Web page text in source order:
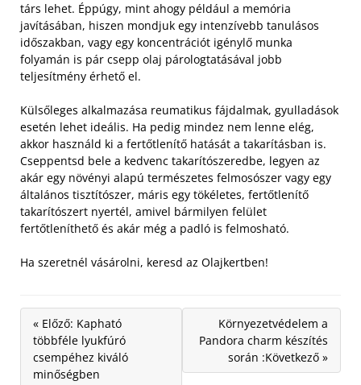
társ lehet. Éppúgy, mint ahogy például a memória
javításában, hiszen mondjuk egy intenzívebb tanulásos
időszakban, vagy egy koncentrációt igénylő munka
folyamán is pár csepp olaj párologtatásával jobb
teljesítmény érhető el.
Külsőleges alkalmazása reumatikus fájdalmak, gyulladások
esetén lehet ideális. Ha pedig mindez nem lenne elég,
akkor használd ki a fertőtlenítő hatását a takarításban is.
Cseppentsd bele a kedvenc takarítószeredbe, legyen az
akár egy növényi alapú természetes felmosószer vagy egy
általános tisztítószer, máris egy tökéletes, fertőtlenítő
takarítószert nyertél, amivel bármilyen felület
fertőtleníthető és akár még a padló is felmosható.
Ha szeretnél vásárolni, keresd az Olajkertben!
« Előző: Kapható
többféle lyukfúró
csempéhez kiváló
minőségben
Környezetvédelem a
Pandora charm készítés
során :Következő »